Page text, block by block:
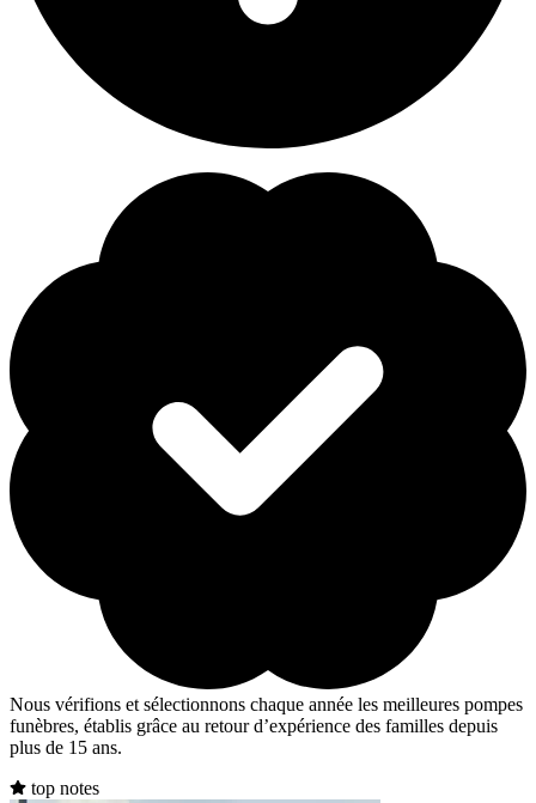
Nous vérifions et sélectionnons chaque année les meilleures pompes
funèbres, établis grâce au retour d’expérience des familles depuis
plus de 15 ans.
top notes